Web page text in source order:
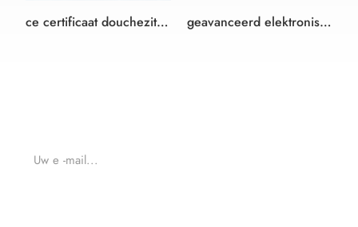
ce certificaat douchezitting douche japans bidet toiletbril geavanceerd elektronisch bidet met inbouwreservoir